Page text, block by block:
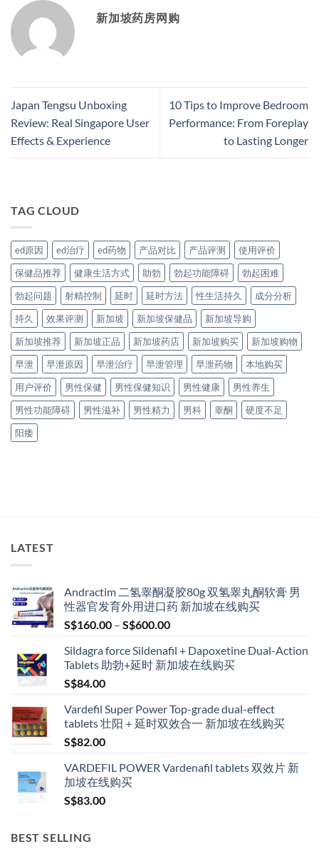
新加坡药房网购
Japan Tengsu Unboxing
Review: Real Singapore User
Effects & Experience
10 Tips to Improve Bedroom
Performance: From Foreplay
to Lasting Longer
TAG CLOUD
ed原因 ed治疗 ed药物 产品对比 产品评测
使用评价
保健品推荐
健康生活方式 助勃 勃起功能障碍
勃起困难
勃起问题
射精控制 延时 延时方法 性生活持久
成分分析
持久
效果评测 新加坡 新加坡保健品
新加坡导购
新加坡推荐
新加坡正品 新加坡药店 新加坡购买
新加坡购物
早泄
早泄原因 早泄治疗 早泄管理 早泄药物
本地购买
用户评价
男性保健 男性保健知识 男性健康
男性养生
男性功能障碍
男性滋补 男性精力 男科 睾酮
硬度不足
阳痿
LATEST
Andractim 二氢睾酮凝胶80g 双氢睾丸酮软膏 男
性器官发育外用进口药 新加坡在线购买
S$160.00 – S$600.00Price
S$160.00
through
Sildagra force Sildenafil + Dapoxetine Dual-Action
Tablets 助勃+延时 新加坡在线购买
S$84.00
Vardefil Super Power Top-grade dual-effect
tablets 壮阳＋延时双效合一 新加坡在线购买
S$82.00
VARDEFIL POWER Vardenafil tablets 双效片 新
加坡在线购买
S$83.00
BEST SELLING